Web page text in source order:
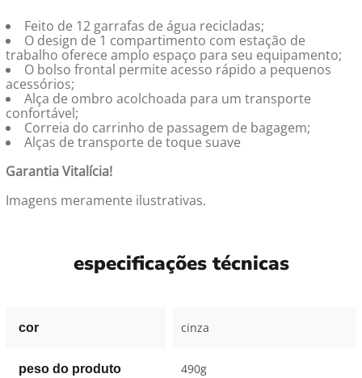
Feito de 12 garrafas de água recicladas;
O design de 1 compartimento com estação de
trabalho oferece amplo espaço para seu equipamento;
O bolso frontal permite acesso rápido a pequenos
acessórios;
Alça de ombro acolchoada para um transporte
confortável;
Correia do carrinho de passagem de bagagem;
Alças de transporte de toque suave
Garantia Vitalícia!
Imagens meramente ilustrativas.
especificações técnicas
cor cinza
peso do produto 490g